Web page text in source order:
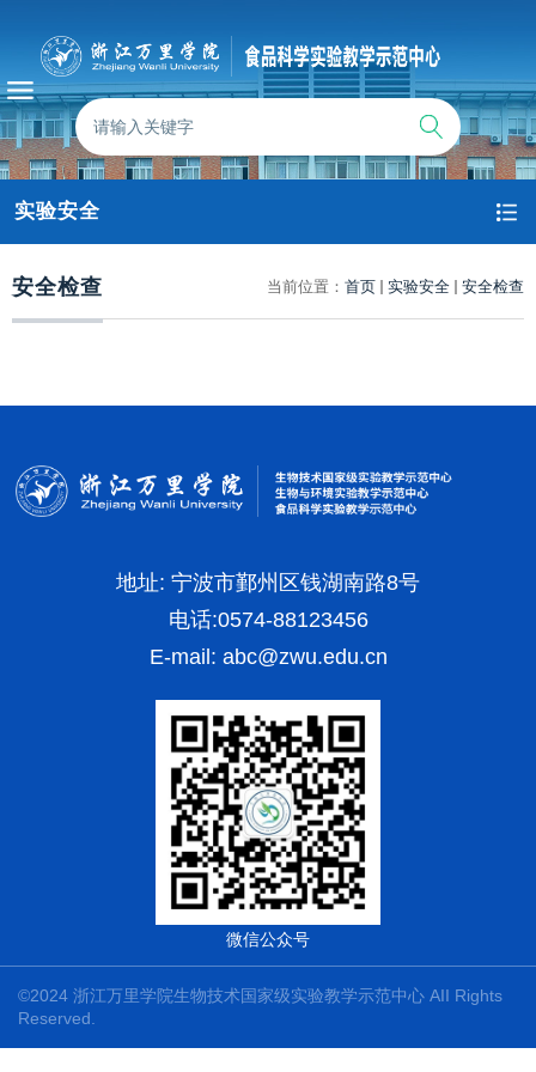
实验安全
当前位置： 首页 实验安全 安全检查
安全检查
地址: 宁波市鄞州区钱湖南路8号
电话:0574-88123456
E-mail: abc@zwu.edu.cn
微信公众号
©2024 浙江万里学院生物技术国家级实验教学示范中心 AII Rights
Reserved.